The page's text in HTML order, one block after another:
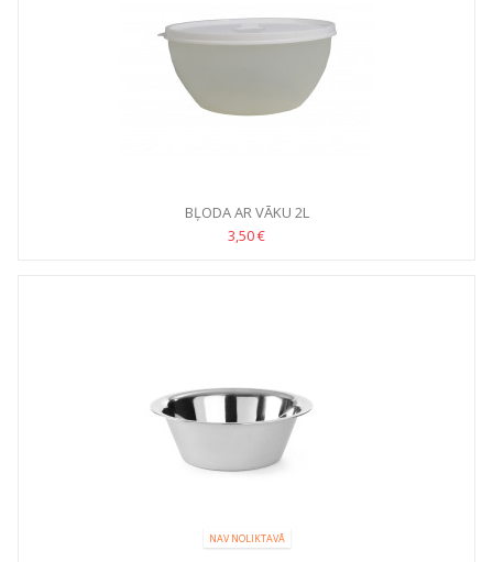
BĻODA AR VĀKU 2L
3,50 €
NAV NOLIKTAVĀ